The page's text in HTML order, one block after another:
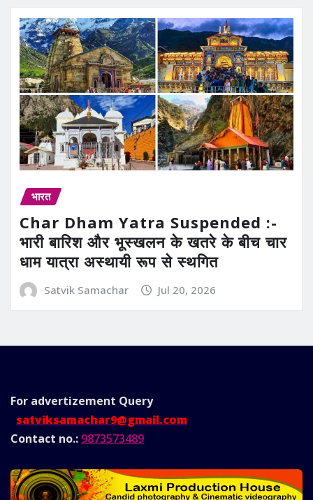
भारत
Char Dham Yatra Suspended :-
भारी बारिश और भूस्खलन के खतरे के बीच चार
धाम यात्रा अस्थायी रूप से स्थगित
Satvik Samachar Jul 20, 2026
For advertizement Query
satviksamachar9@gmail.com
Contact no.: 9873573489